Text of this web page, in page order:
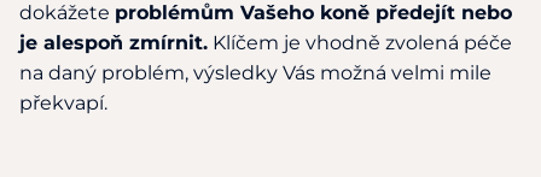
dokážete problémům Vašeho koně předejít nebo
je alespoň zmírnit. Klíčem je vhodně zvolená péče
na daný problém, výsledky Vás možná velmi mile
překvapí.